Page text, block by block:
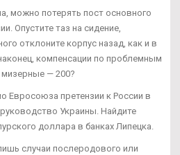
можно потерять пост основного
Опустите таз на сидение,
отклоните корпус назад, как и в
компенсации по проблемным
— 200?
Евросоюза претензии к России в
Украины. Найдите
доллара в банках Липецка.
случаи послеродового или